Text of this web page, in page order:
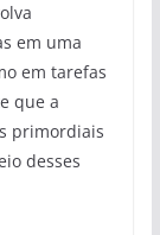
em uma
em tarefas
que a
primordiais
desses